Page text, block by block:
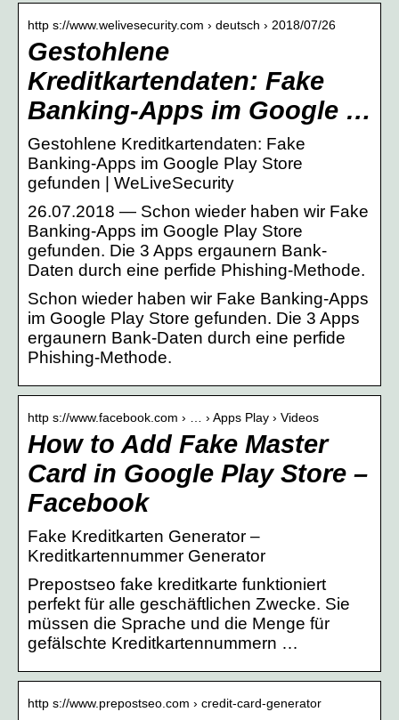
http s://www.welivesecurity.com › deutsch › 2018/07/26
Gestohlene
Kreditkartendaten: Fake
Banking‑Apps im Google …
Gestohlene Kreditkartendaten: Fake
Banking‑Apps im Google Play Store
gefunden | WeLiveSecurity
26.07.2018 — Schon wieder haben wir Fake
Banking-Apps im Google Play Store
gefunden. Die 3 Apps ergaunern Bank-
Daten durch eine perfide Phishing-Methode.
Schon wieder haben wir Fake Banking-Apps
im Google Play Store gefunden. Die 3 Apps
ergaunern Bank-Daten durch eine perfide
Phishing-Methode.
http s://www.facebook.com › … › Apps Play › Videos
How to Add Fake Master
Card in Google Play Store –
Facebook
Fake Kreditkarten Generator –
Kreditkartennummer Generator
Prepostseo fake kreditkarte funktioniert
perfekt für alle geschäftlichen Zwecke. Sie
müssen die Sprache und die Menge für
gefälschte Kreditkartennummern …
http s://www.prepostseo.com › credit-card-generator